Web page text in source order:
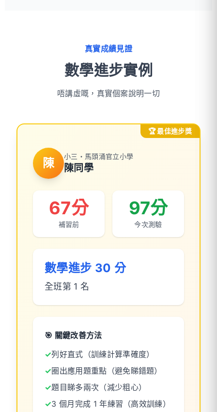
真實成績見證
數學進步實例
唔講虛嘅，真實個案說明一切
🏆 最佳進步獎
陳 小三・馬頭涌官立小學
陳同學
67分
補習前
97分
今次測驗
數學進步 30 分
全班第 1 名
🎯 關鍵改善方法
✓列好直式（訓練計算準確度）
✓圈出應用題重點（避免睇錯題）
✓題目睇多兩次（減少粗心）
✓3 個月完成 1 年練習（高效訓練）